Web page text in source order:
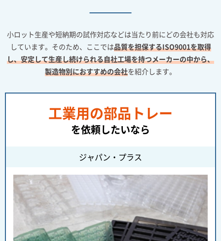
小ロット生産や短納期の試作対応などは当たり前にどの会社も対応
しています。そのため、ここでは品質を担保するISO9001を取得
し、安定して生産し続けられる自社工場を持つメーカーの中から、
製造物別におすすめの会社を紹介します。
工業用の部品トレー
を依頼したいなら
ジャパン・プラス